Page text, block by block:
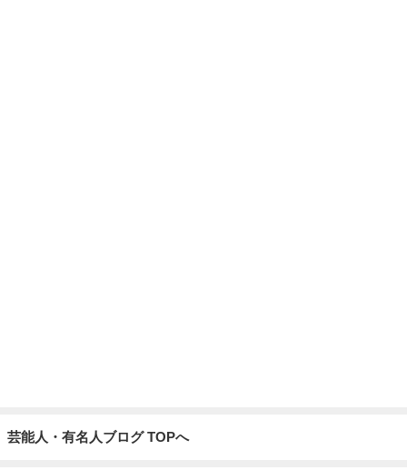
田中健 社会の役に立つ娘の仕事